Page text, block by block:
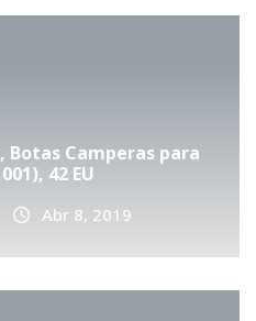
Botas Camperas para
42 EU
Abr 8, 2019